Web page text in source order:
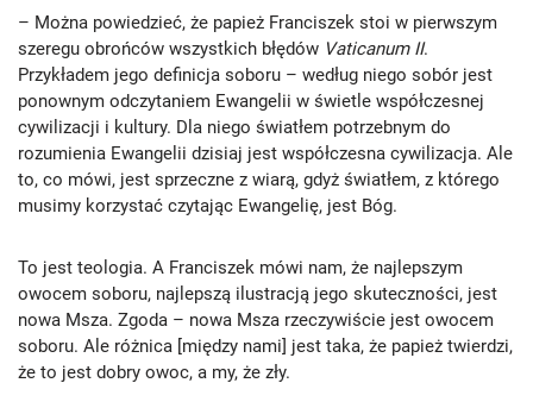
– Można powiedzieć, że papież Franciszek stoi w pierwszym
szeregu obrońców wszystkich błędów Vaticanum II.
Przykładem jego definicja soboru – według niego sobór jest
ponownym odczytaniem Ewangelii w świetle współczesnej
cywilizacji i kultury. Dla niego światłem potrzebnym do
rozumienia Ewangelii dzisiaj jest współczesna cywilizacja. Ale
to, co mówi, jest sprzeczne z wiarą, gdyż światłem, z którego
musimy korzystać czytając Ewangelię, jest Bóg.
To jest teologia. A Franciszek mówi nam, że najlepszym
owocem soboru, najlepszą ilustracją jego skuteczności, jest
nowa Msza. Zgoda – nowa Msza rzeczywiście jest owocem
soboru. Ale różnica [między nami] jest taka, że ​​papież twierdzi,
że to jest dobry owoc, a my, że zły.